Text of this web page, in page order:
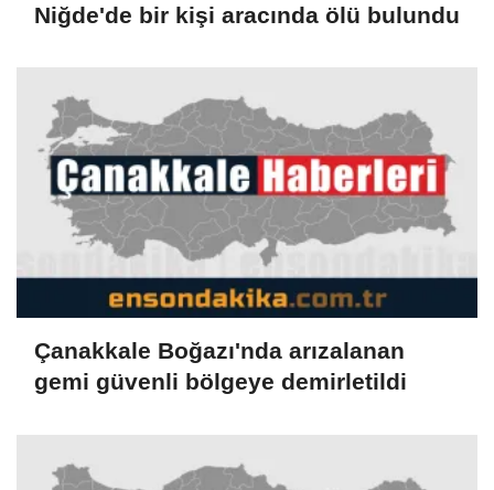
Niğde'de bir kişi aracında ölü bulundu
Çanakkale Boğazı'nda arızalanan
gemi güvenli bölgeye demirletildi